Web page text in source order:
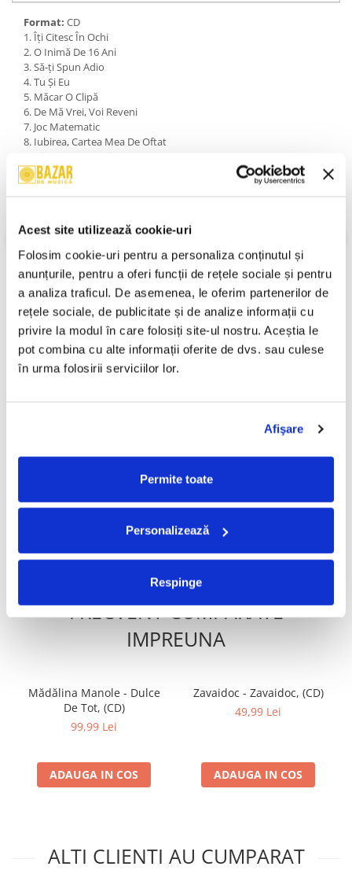
Acest site utilizează cookie-uri
Folosim cookie-uri pentru a personaliza conținutul și
anunțurile, pentru a oferi funcții de rețele sociale și pentru
a analiza traficul. De asemenea, le oferim partenerilor de
rețele sociale, de publicitate și de analize informații cu
privire la modul în care folosiți site-ul nostru. Aceștia le
pot combina cu alte informații oferite de dvs. sau culese
în urma folosirii serviciilor lor.
Afişare
Permite toate
Personalizează
Respinge
Format: CD
1. Îți Citesc În Ochi
2. O Inimă De 16 Ani
3. Să-ți Spun Adio
4. Tu Și Eu
5. Măcar O Clipă
6. De Mă Vrei, Voi Reveni
7. Joc Matematic
8. Iubirea, Cartea Mea De Oftat
9. Ninsoare De Mai
10. Scrisoare Simplă
11. Un Buchet De Trandafiri
Stil:Pop ; Europop
Stare Coperta:Near Mint (NM or M-)
Informatii conformitate produs
Review-uri(0)
ADAUGA IN COS ADAUGA IN COS
FRECVENT CUMPARATE
IMPREUNA
Mădălina Manole - Dulce
De Tot, (CD)
99,99 Lei
ADAUGA IN COS
Zavaidoc - Zavaidoc, (CD)
49,99 Lei
ADAUGA IN COS
ALTI CLIENTI AU CUMPARAT